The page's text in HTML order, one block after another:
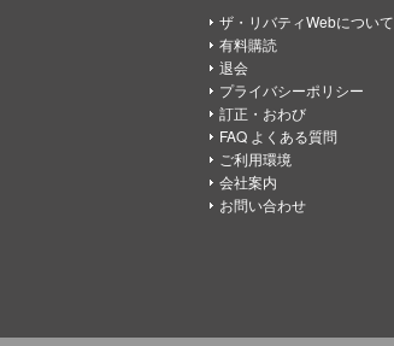
ザ・リバティWebについて
有料購読
退会
プライバシーポリシー
訂正・おわび
FAQ よくある質問
ご利用環境
会社案内
お問い合わせ